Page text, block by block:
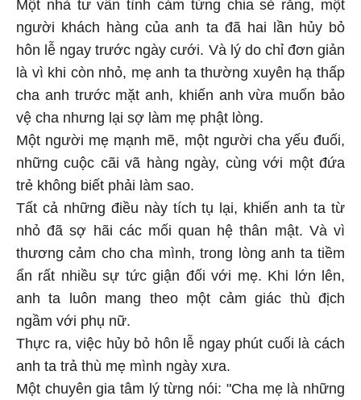
người khách hàng của anh ta đã hai lần hủy bỏ
hôn lễ ngay trước ngày cưới. Và lý do chỉ đơn giản
là vì khi còn nhỏ, mẹ anh ta thường xuyên hạ thấp
cha anh trước mặt anh, khiến anh vừa muốn bảo
vệ cha nhưng lại sợ làm mẹ phật lòng.
Một người mẹ mạnh mẽ, một người cha yếu đuối,
những cuộc cãi vã hàng ngày, cùng với một đứa
trẻ không biết phải làm sao.
Tất cả những điều này tích tụ lại, khiến anh ta từ
nhỏ đã sợ hãi các mối quan hệ thân mật. Và vì
thương cảm cho cha mình, trong lòng anh ta tiềm
ẩn rất nhiều sự tức giận đối với mẹ. Khi lớn lên,
anh ta luôn mang theo một cảm giác thù địch
ngầm với phụ nữ.
Thực ra, việc hủy bỏ hôn lễ ngay phút cuối là cách
anh ta trả thù mẹ mình ngày xưa.
Một chuyên gia tâm lý từng nói: "Cha mẹ là những